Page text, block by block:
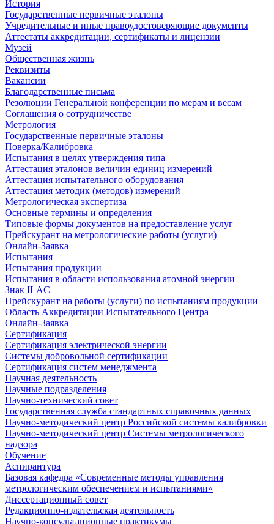
История
Государственные первичные эталоны
Учредительные и иные правоудостоверяющие документы
Аттестаты аккредитации, сертификаты и лицензии
Музей
Общественная жизнь
Реквизиты
Вакансии
Благодарственные письма
Резолюции Генеральной конференции по мерам и весам
Соглашения о сотрудничестве
Метрология
Государственные первичные эталоны
Поверка/Калибровка
Испытания в целях утверждения типа
Аттестация эталонов величин единиц измерений
Аттестация испытательного оборудования
Аттестация методик (методов) измерений
Метрологическая экспертиза
Основные термины и определения
Типовые формы документов на предоставление услуг
Прейскурант на метрологические работы (услуги)
Онлайн-Заявка
Испытания
Испытания продукции
Испытания в области использования атомной энергии
Знак ILAC
Прейскурант на работы (услуги) по испытаниям продукции
Область Аккредитации Испытательного Центра
Онлайн-Заявка
Сертификация
Сертификация электрической энергии
Системы добровольной сертификации
Сертификация систем менеджмента
Научная деятельность
Научные подразделения
Научно-технический совет
Государственная служба стандартных справочных данных
Научно-методический центр Российской системы калибровки
Научно-методический центр Системы метрологического
надзора
Обучение
Аспирантура
Базовая кафедра «Современные методы управления
метрологическим обеспечением и испытаниями»
Диссертационный совет
Редакционно-издательская деятельность
Научно-консультационные практикумы